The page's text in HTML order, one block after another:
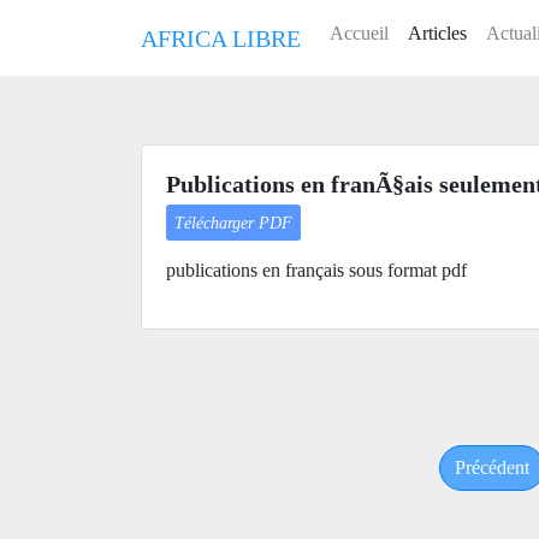
AFRICA LIBRE Accueil Articles
Publications en franÃ§ais
Télécharger PDF
publications en français sous format pdf
Précédent